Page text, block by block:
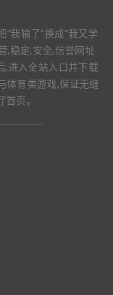
我输了”换成“我又学
,稳定,安全,信誉网址
,进入全站入口并下载
体育类游戏,保证无缝
页。